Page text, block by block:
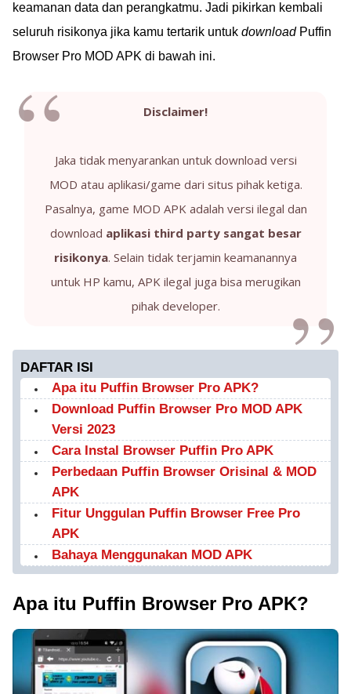
keamanan data dan perangkatmu. Jadi pikirkan kembali
seluruh risikonya jika kamu tertarik untuk downloadPuffin
Browser Pro MOD APK di bawah ini.
Disclaimer!
Jaka tidak menyarankan untuk download versi
MOD atau aplikasi/game dari situs pihak ketiga.
Pasalnya, game MOD APK adalah versi ilegal dan
download aplikasi third party sangat besar
risikonya. Selain tidak terjamin keamanannya
untuk HP kamu, APK ilegal juga bisa merugikan
pihak developer.
DAFTAR ISI
Apa itu Puffin Browser Pro APK?
Download Puffin Browser Pro MOD APK
Versi 2023
Cara Instal Browser Puffin Pro APK
Perbedaan Puffin Browser Orisinal & MOD
APK
Fitur Unggulan Puffin Browser Free Pro
APK
Bahaya Menggunakan MOD APK
Apa itu Puffin Browser Pro APK?